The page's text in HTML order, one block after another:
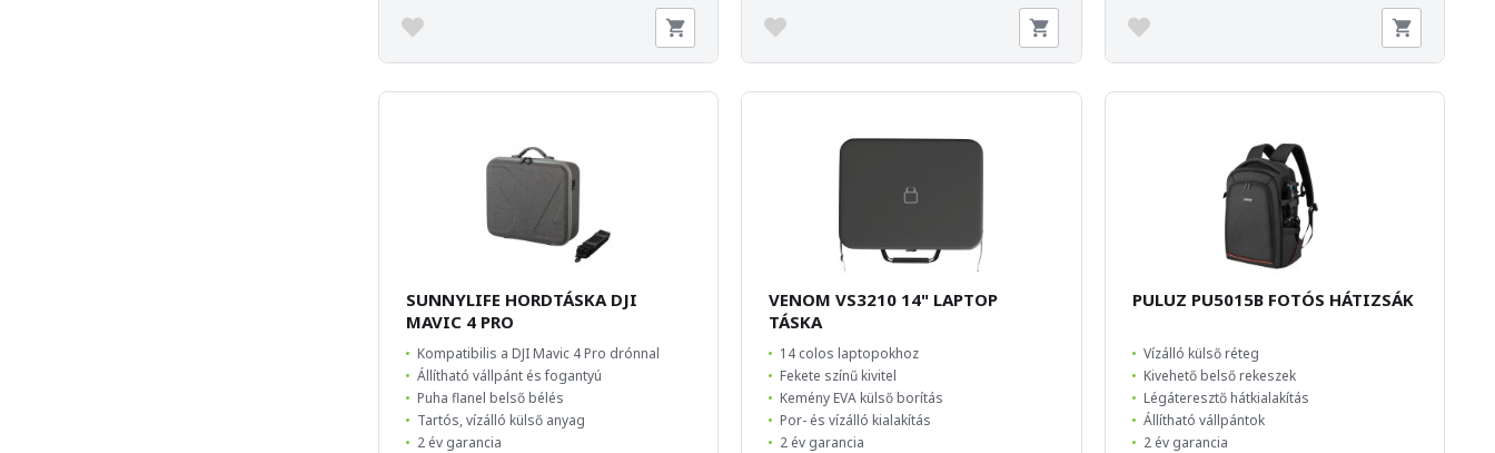
SUNNYLIFE HORDTÁSKA DJI
MAVIC 4 PRO
Kompatibilis a DJI Mavic 4 Pro drónnal
Állítható vállpánt és fogantyú
Puha flanel belső bélés
Tartós, vízálló külső anyag
2 év garancia
VENOM VS3210 14" LAPTOP
TÁSKA
14 colos laptopokhoz
Fekete színű kivitel
Kemény EVA külső borítás
Por- és vízálló kialakítás
2 év garancia
PULUZ PU5015B FOTÓS HÁTIZSÁK
Vízálló külső réteg
Kivehető belső rekeszek
Légáteresztő hátkialakítás
Állítható vállpántok
2 év garancia